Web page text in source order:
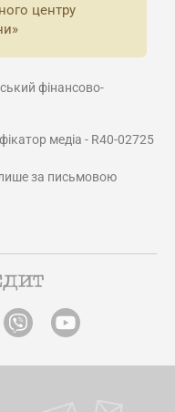
центру
фінансово-
медіа - R40-02725
за письмовою